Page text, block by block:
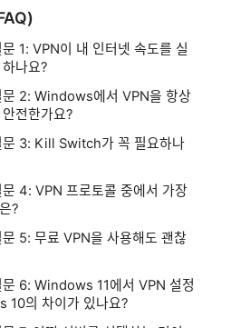
1: VPN이 내 인터넷 속도를 실
나요?
문 2: Windows에서 VPN을 항상
전한가요?
문 3: Kill Switch가 꼭 필요하나
4: VPN 프로토콜 중에서 가장
?
5: 무료 VPN을 사용해도 괜찮
문 6: Windows 11에서 VPN 설정
10의 차이가 있나요?